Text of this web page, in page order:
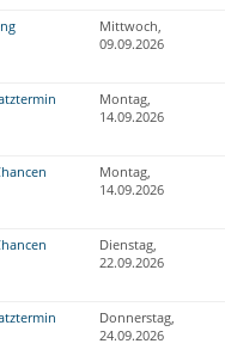
Mittwoch,
09.09.2026
Montag,
14.09.2026
Montag,
14.09.2026
Dienstag,
22.09.2026
Donnerstag,
24.09.2026